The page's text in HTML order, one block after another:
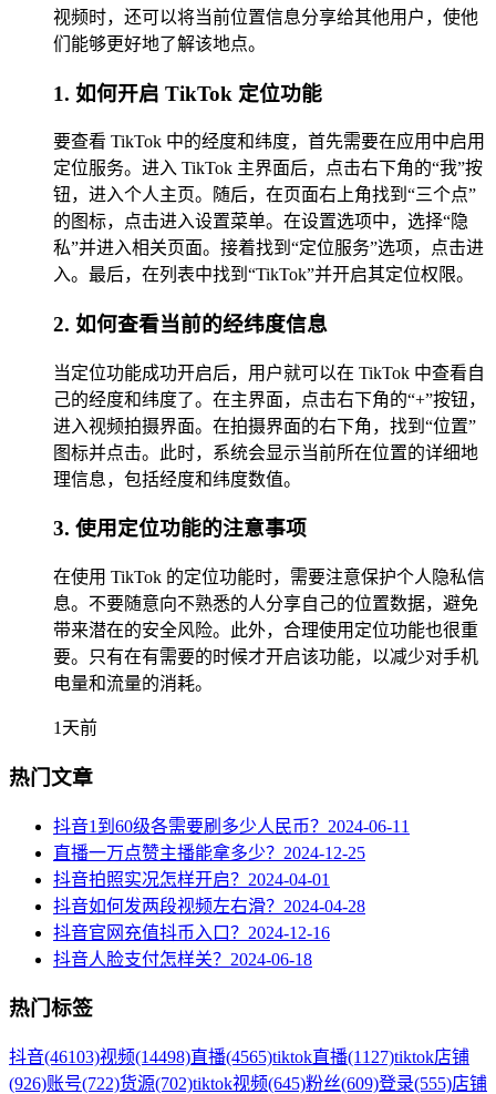
视频时，还可以将当前位置信息分享给其他用户，使他
们能够更好地了解该地点。
1. 如何开启 TikTok 定位功能
要查看 TikTok 中的经度和纬度，首先需要在应用中启用
定位服务。进入 TikTok 主界面后，点击右下角的“我”按
钮，进入个人主页。随后，在页面右上角找到“三个点”
的图标，点击进入设置菜单。在设置选项中，选择“隐
私”并进入相关页面。接着找到“定位服务”选项，点击进
入。最后，在列表中找到“TikTok”并开启其定位权限。
2. 如何查看当前的经纬度信息
当定位功能成功开启后，用户就可以在 TikTok 中查看自
己的经度和纬度了。在主界面，点击右下角的“+”按钮，
进入视频拍摄界面。在拍摄界面的右下角，找到“位置”
图标并点击。此时，系统会显示当前所在位置的详细地
理信息，包括经度和纬度数值。
3. 使用定位功能的注意事项
在使用 TikTok 的定位功能时，需要注意保护个人隐私信
息。不要随意向不熟悉的人分享自己的位置数据，避免
带来潜在的安全风险。此外，合理使用定位功能也很重
要。只有在有需要的时候才开启该功能，以减少对手机
电量和流量的消耗。
1天前
热门文章
抖音1到60级各需要刷多少人民币？ 2024-06-11
直播一万点赞主播能拿多少？ 2024-12-25
抖音拍照实况怎样开启？ 2024-04-01
抖音如何发两段视频左右滑？ 2024-04-28
抖音官网充值抖币入口？ 2024-12-16
抖音人脸支付怎样关？ 2024-06-18
热门标签
抖音(46103)视频(14498)直播(4565)tiktok直播(1127)tiktok店铺
(926)账号(722)货源(702)tiktok视频(645)粉丝(609)登录(555)店铺